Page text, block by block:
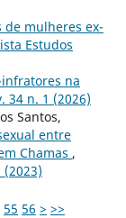
de mulheres ex-
Estudos
infratores na
34 n. 1 (2026)
Santos,
entre
Chamas ,
(2023)
55 56 > >>